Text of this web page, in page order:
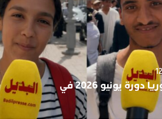
نطلاق امتحانات البكالوريا دورة يونيو 2026 في